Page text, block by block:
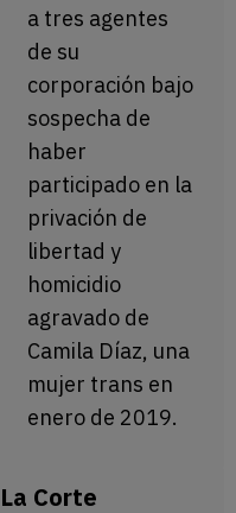
a tres agentes
de su
corporación bajo
sospecha de
haber
participado en la
privación de
libertad y
homicidio
agravado de
Camila Díaz, una
mujer trans en
enero de 2019.
La Corte